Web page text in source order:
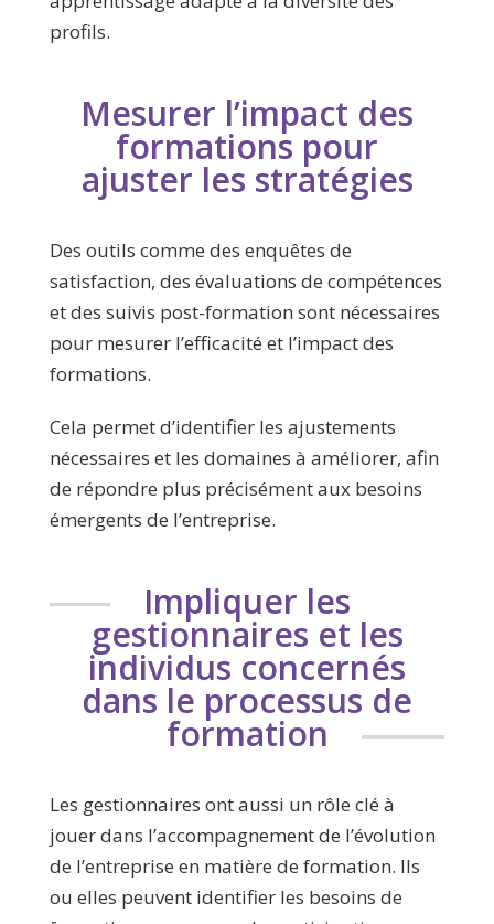
profils.
Mesurer l’impact des
formations pour
ajuster les stratégies
Des outils comme des enquêtes de
satisfaction, des évaluations de compétences
et des suivis post-formation sont nécessaires
pour mesurer l’efficacité et l’impact des
formations.
Cela permet d’identifier les ajustements
nécessaires et les domaines à améliorer, afin
de répondre plus précisément aux besoins
émergents de l’entreprise.
Impliquer les
gestionnaires et les
individus concernés
dans le processus de
formation
Les gestionnaires ont aussi un rôle clé à
jouer dans l’accompagnement de l’évolution
de l’entreprise en matière de formation. Ils
ou elles peuvent identifier les besoins de